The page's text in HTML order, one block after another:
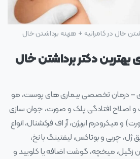
خال در کامرانیه + هزینه برداشتن خال
بهترین دکتر برداشتن خال
– درمان تخصصی بیماری های پوست، مو
اصلاح افتادگی پلک و صورت، جوان سازی
میکرودرم ابریژن، آر اف فرکشنال، انواع
ژل، چربی و بوتاکس، لیفتینگ با نخ،
زگیل، میخچه، گوشت اضافه یا کلویید و